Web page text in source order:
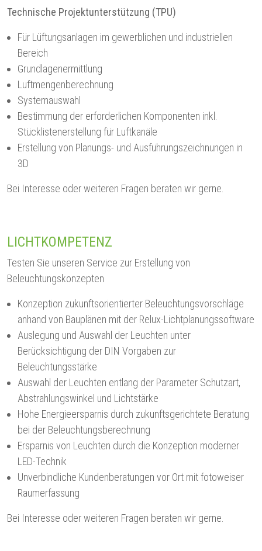
Technische Projektunterstützung (TPU)
Für Lüftungsanlagen im gewerblichen und industriellen
Bereich
Grundlagenermittlung
Luftmengenberechnung
Systemauswahl
Bestimmung der erforderlichen Komponenten inkl.
Stücklistenerstellung für Luftkanäle
Erstellung von Planungs- und Ausführungszeichnungen in
3D
Bei Interesse oder weiteren Fragen beraten wir gerne.
LICHTKOMPETENZ
Testen Sie unseren Service zur Erstellung von
Beleuchtungskonzepten
Konzeption zukunftsorientierter Beleuchtungsvorschläge
anhand von Bauplänen mit der Relux-Lichtplanungssoftware
Auslegung und Auswahl der Leuchten unter
Berücksichtigung der DIN Vorgaben zur
Beleuchtungsstärke
Auswahl der Leuchten entlang der Parameter Schutzart,
Abstrahlungswinkel und Lichtstärke
Hohe Energieersparnis durch zukunftsgerichtete Beratung
bei der Beleuchtungsberechnung
Ersparnis von Leuchten durch die Konzeption moderner
LED-Technik
Unverbindliche Kundenberatungen vor Ort mit fotoweiser
Raumerfassung
Bei Interesse oder weiteren Fragen beraten wir gerne.